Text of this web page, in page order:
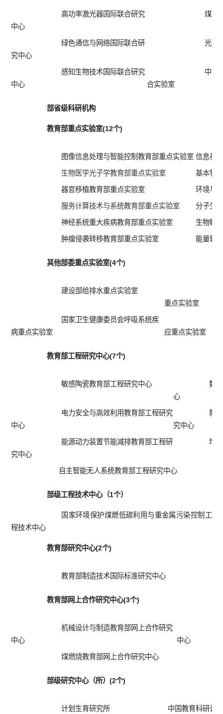
高功率激光器国际联合研究
中心
煤清
绿色通信与网络国际联合研
究中心
光电
感知生物技术国际联合研究
中心
中英
合实验室
部省级科研机构
教育部重点实验室(12个)
图像信息处理与智能控制教育部重点实验室 信息存
生物医学光子学教育部重点实验室 基本物
器官移植教育部重点实验室 环境与
服务计算技术与系统教育部重点实验室 分子生
神经系统重大疾病教育部重点实验室 生物靶
肿瘤侵袭转移教育部重点实验室 能量转
其他部委重点实验室(4个)
建设部给排水重点实验室
重点实验室
国家卫生健康委员会呼吸系统疾
病重点实验室
应重点实验室
教育部工程研究中心(7个)
敏感陶瓷教育部工程研究中心
数
心
电力安全与高效利用教育部工程研究
中心
新
究中心
能源动力装置节能减排教育部工程研
究中心
增
自主智能无人系统教育部工程研究中心
部级工程技术中心（1个）
国家环境保护煤燃低碳利用与重金属污染控制工
程技术中心
教育部研究中心(2个)
教育部制造技术国际标准研究中心
教育部网上合作研究中心(3个)
机械设计与制造教育部网上合作研究
中心
中心
煤燃烧教育部网上合作研究中心
部级研究中心（所）(2个)
计划生育研究所 中国教育科研计